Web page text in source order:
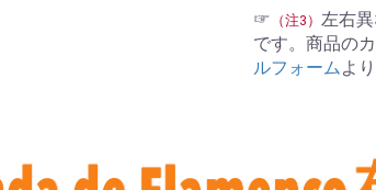
☞ （注3） 左右
です。商品の
ルフォームよ